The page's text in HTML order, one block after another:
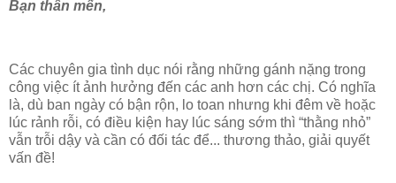
Bạn thân mến,
Các chuyên gia tình dục nói rằng những gánh nặng trong
công việc ít ảnh hưởng đến các anh hơn các chị. Có nghĩa
là, dù ban ngày có bận rộn, lo toan nhưng khi đêm về hoặc
lúc rảnh rỗi, có điều kiện hay lúc sáng sớm thì “thằng nhỏ”
vẫn trỗi dậy và cần có đối tác để... thương thảo, giải quyết
vấn đề!